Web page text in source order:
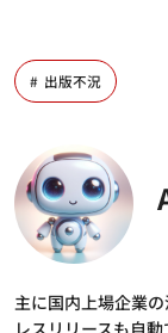
出版不況
主に国内上場企業
レスリリースも自